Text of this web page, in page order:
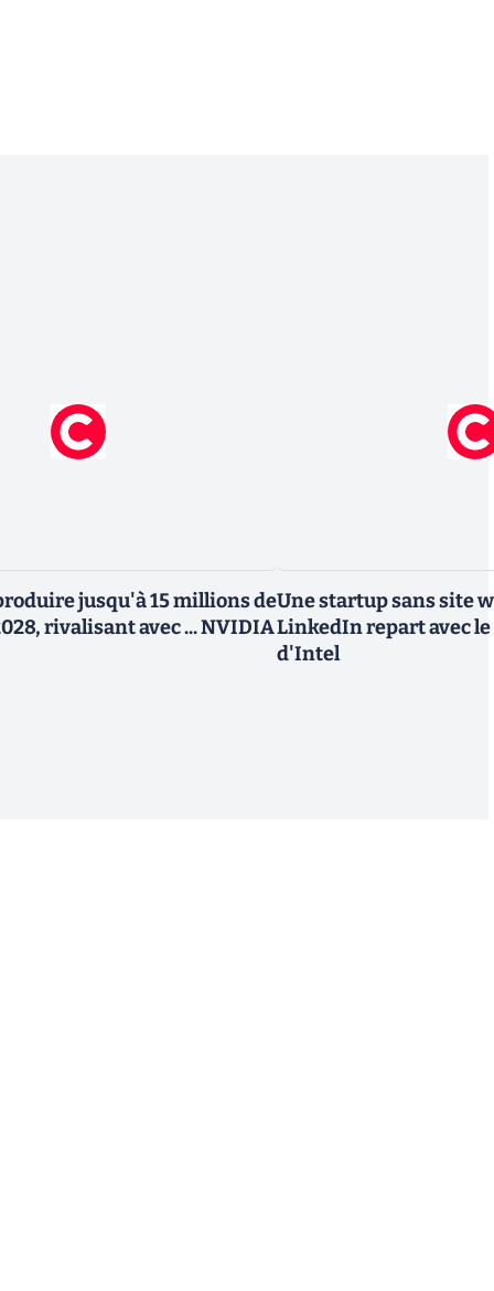
jusqu'à 15 millions de
rivalisant avec ... NVIDIA
Une startup sans site
LinkedIn repart avec le
d'Intel